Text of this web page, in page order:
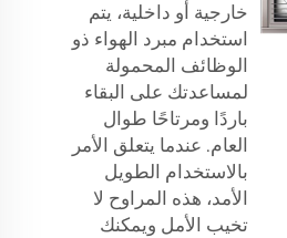
خارجية أو داخلية، يتم
استخدام مبرد الهواء ذو
الوظائف المحمولة
لمساعدتك على البقاء
باردًا ومرتاحًا طوال
العام. عندما يتعلق الأمر
بالاستخدام الطويل
الأمد، هذه المراوح لا
تخيب الأمل ويمكنك